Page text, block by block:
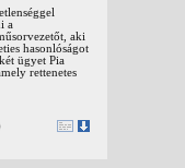
a
aki
hasonlóságot
ügyet Pia
rettenetes